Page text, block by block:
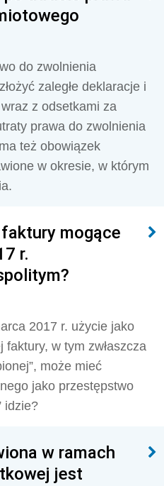
do zwolnienia
zaległe deklaracje i
z odsetkami za
prawa do zwolnienia
też obowiązek
w okresie, w którym
mogące
r.
2017 r. użycie jako
faktury, w tym zwłaszcza
może mieć
jako przestępstwo
idzie?
w ramach
jest